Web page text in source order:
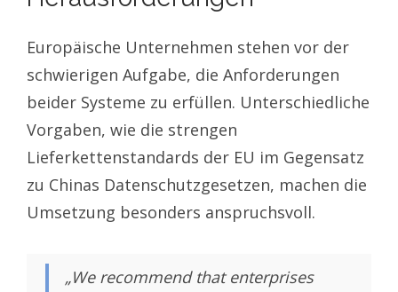
Europäische Unternehmen stehen vor der
schwierigen Aufgabe, die Anforderungen
beider Systeme zu erfüllen. Unterschiedliche
Vorgaben, wie die strengen
Lieferkettenstandards der EU im Gegensatz
zu Chinas Datenschutzgesetzen, machen die
Umsetzung besonders anspruchsvoll.
„We recommend that enterprises